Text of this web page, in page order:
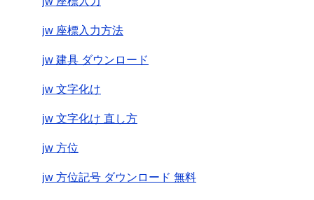
jw 座標入力方法
jw 建具 ダウンロード
jw 文字化け
jw 文字化け 直し方
jw 方位
jw 方位記号 ダウンロード 無料